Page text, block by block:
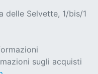
delle Selvette, 1/bis/1
sugli acquisti